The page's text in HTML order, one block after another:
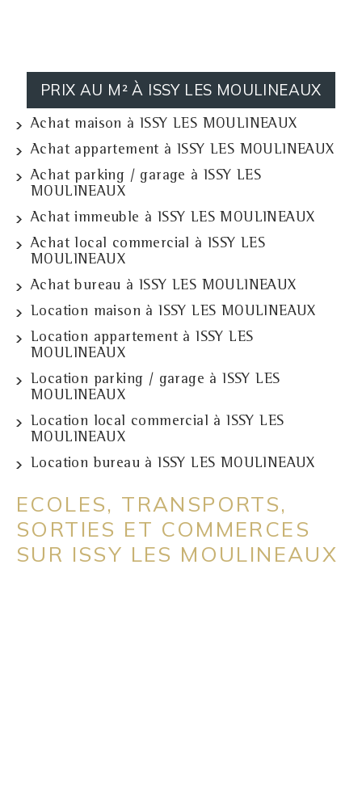
PRIX AU M² À ISSY LES MOULINEAUX
Achat maison à ISSY LES MOULINEAUX
Achat appartement à ISSY LES MOULINEAUX
Achat parking / garage à ISSY LES
MOULINEAUX
Achat immeuble à ISSY LES MOULINEAUX
Achat local commercial à ISSY LES
MOULINEAUX
Achat bureau à ISSY LES MOULINEAUX
Location maison à ISSY LES MOULINEAUX
Location appartement à ISSY LES
MOULINEAUX
Location parking / garage à ISSY LES
MOULINEAUX
Location local commercial à ISSY LES
MOULINEAUX
Location bureau à ISSY LES MOULINEAUX
ECOLES, TRANSPORTS,
SORTIES ET COMMERCES
SUR ISSY LES MOULINEAUX